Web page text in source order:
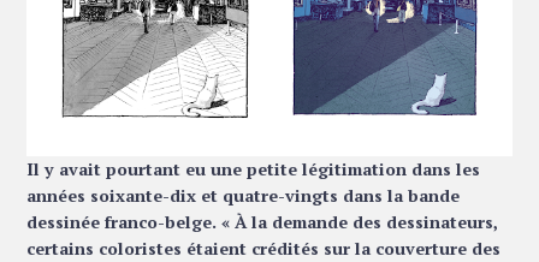
Il y avait pourtant eu une petite légitimation dans les
années soixante-dix et quatre-vingts dans la bande
dessinée franco-belge. « À la demande des dessinateurs,
certains coloristes étaient crédités sur la couverture des